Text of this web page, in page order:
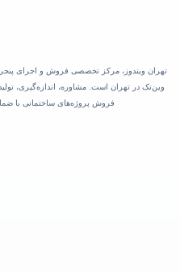
وین‌تک در تهران است. مشاوره، اندازه‌گیری،
فروش پروژه‌های ساختمانی با